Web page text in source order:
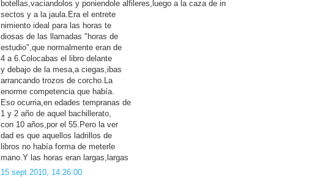
botellas,vaciandolos y poniendole alfileres,luego a la caza de in
sectos y a la jaula.Era el entrete
nimiento ideal para las horas te
diosas de las llamadas "horas de
estudio",que normalmente eran de
4 a 6.Colocabas el libro delante
y debajo de la mesa,a ciegas,ibas
arrancando trozos de corcho.La
enorme competencia que había.
Eso ocurria,en edades tempranas de
1 y 2 año de aquel bachillerato,
con 10 años,por el 55.Pero la ver
dad es que aquellos ladrillos de
libros no había forma de meterle
mano.Y las horas eran largas,largas
15 sept 2010, 14:26:00